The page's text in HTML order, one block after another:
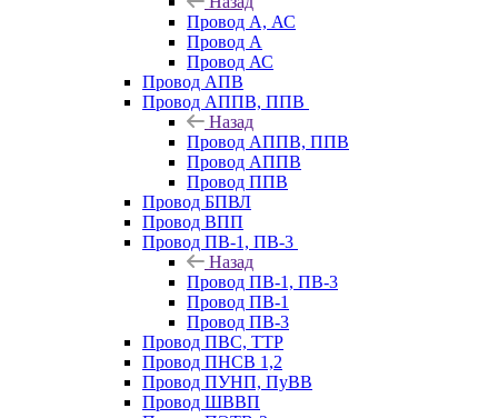
Провод А, АС
Провод А
Провод АС
Провод АПВ
Провод АППВ, ППВ
Назад
Провод АППВ, ППВ
Провод АППВ
Провод ППВ
Провод БПВЛ
Провод ВПП
Провод ПВ-1, ПВ-3
Назад
Провод ПВ-1, ПВ-3
Провод ПВ-1
Провод ПВ-3
Провод ПВС, ТТР
Провод ПНСВ 1,2
Провод ПУНП, ПуВВ
Провод ШВВП